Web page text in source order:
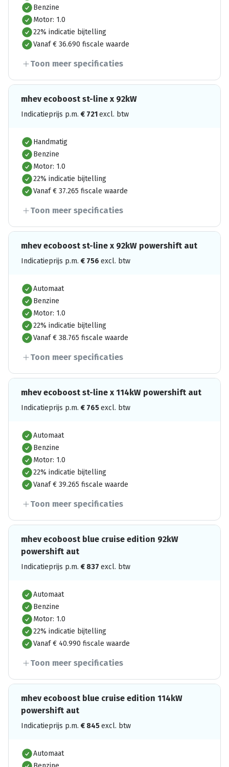
Benzine
Motor: 1.0
22% indicatie bijtelling
Vanaf € 36.690 fiscale waarde
Toon meer specificaties
mhev ecoboost st-line x 92kW
Indicatieprijs p.m. € 721excl. btw
Handmatig
Benzine
Motor: 1.0
22% indicatie bijtelling
Vanaf € 37.265 fiscale waarde
Toon meer specificaties
mhev ecoboost st-line x 92kW powershift aut
Indicatieprijs p.m. € 756 excl. btw
Automaat
Benzine
Motor: 1.0
22% indicatie bijtelling
Vanaf € 38.765 fiscale waarde
Toon meer specificaties
mhev ecoboost st-line x 114kW powershift aut
Indicatieprijs p.m. € 765excl. btw
Automaat
Benzine
Motor: 1.0
22% indicatie bijtelling
Vanaf € 39.265 fiscale waarde
Toon meer specificaties
mhev ecoboost blue cruise edition 92kW
powershift aut
Indicatieprijs p.m. € 837 excl. btw
Automaat
Benzine
Motor: 1.0
22% indicatie bijtelling
Vanaf € 40.990 fiscale waarde
Toon meer specificaties
mhev ecoboost blue cruise edition 114kW
powershift aut
Indicatieprijs p.m. € 845excl. btw
Automaat